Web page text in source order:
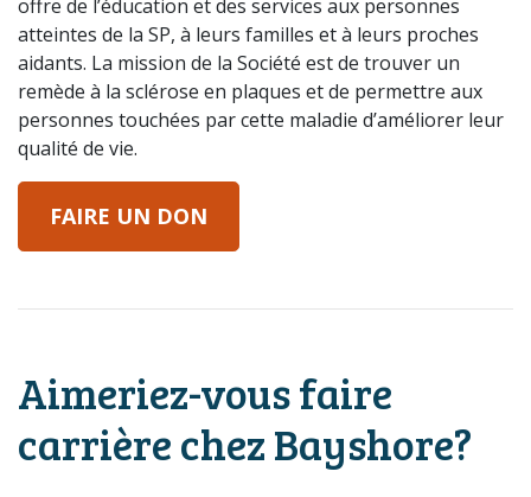
offre de l’éducation et des services aux personnes
atteintes de la SP, à leurs familles et à leurs proches
aidants. La mission de la Société est de trouver un
remède à la sclérose en plaques et de permettre aux
personnes touchées par cette maladie d’améliorer leur
qualité de vie.
FAIRE UN DON
Aimeriez-vous faire
carrière chez Bayshore?